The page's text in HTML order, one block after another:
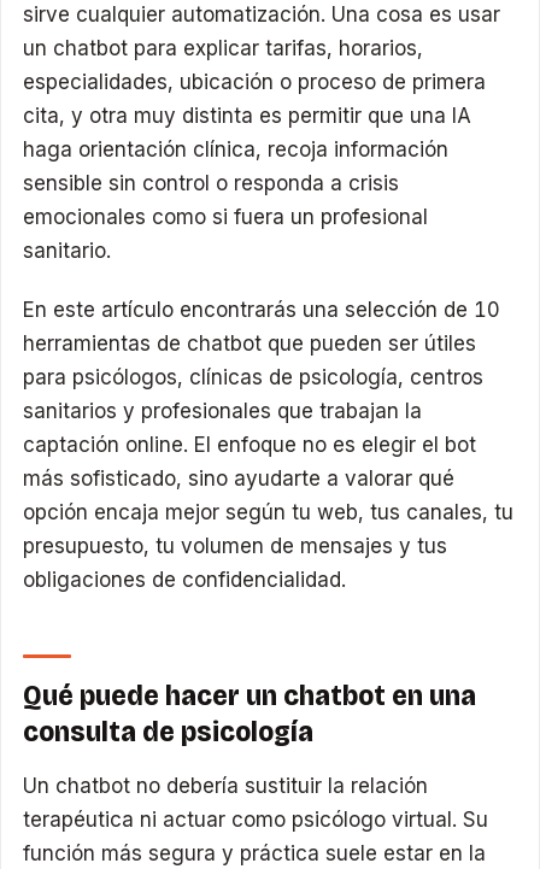
sirve cualquier automatización. Una cosa es usar
un chatbot para explicar tarifas, horarios,
especialidades, ubicación o proceso de primera
cita, y otra muy distinta es permitir que una IA
haga orientación clínica, recoja información
sensible sin control o responda a crisis
emocionales como si fuera un profesional
sanitario.
En este artículo encontrarás una selección de 10
herramientas de chatbot que pueden ser útiles
para psicólogos, clínicas de psicología, centros
sanitarios y profesionales que trabajan la
captación online. El enfoque no es elegir el bot
más sofisticado, sino ayudarte a valorar qué
opción encaja mejor según tu web, tus canales, tu
presupuesto, tu volumen de mensajes y tus
obligaciones de confidencialidad.
Qué puede hacer un chatbot en una
consulta de psicología
Un chatbot no debería sustituir la relación
terapéutica ni actuar como psicólogo virtual. Su
función más segura y práctica suele estar en la